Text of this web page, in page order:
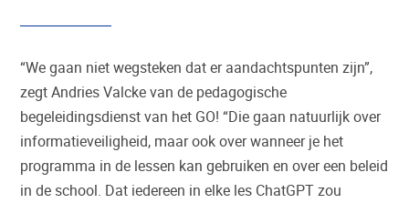
“We gaan niet wegsteken dat er aandachtspunten zijn”,
zegt Andries Valcke van de pedagogische
begeleidingsdienst van het GO! “Die gaan natuurlijk over
informatieveiligheid, maar ook over wanneer je het
programma in de lessen kan gebruiken en over een beleid
in de school. Dat iedereen in elke les ChatGPT zou